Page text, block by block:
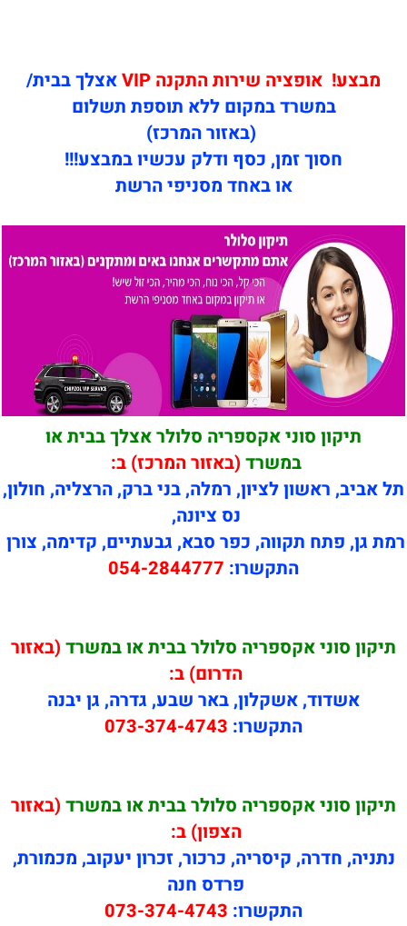
מבצע! אופציה שירות התקנה VIP
אצלך בבית/
במשרד במקום ללא תוספת תשלום
(באזור המרכז)
חסוך זמן, כסף ודלק עכשיו במבצע!!!
או באחד מסניפי הרשת
תיקון סוני אקספריה סלולר אצלך בבית או
במשרד (באזור המרכז) ב:
תל אביב, ראשון לציון, רמלה, בני ברק, הרצליה, חולון,
נס ציונה,
רמת גן, פתח תקווה, כפר סבא, גבעתיים, קדימה, צורן
התקשרו: 054-2844777
תיקון סוני אקספריה סלולר בבית או במשרד (באזור
הדרום) ב:
אשדוד, אשקלון, באר שבע, גדרה, גן יבנה
התקשרו: 073-374-4743
תיקון סוני אקספריה סלולר בבית או במשרד (באזור
הצפון) ב:
נתניה, חדרה, קיסריה, כרכור, זכרון יעקוב, מכמורת,
פרדס חנה
התקשרו: 073-374-4743